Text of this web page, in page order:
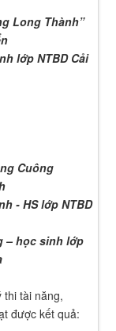
Long Thành”
lớp NTBD Cải
Cuông
- HS lớp NTBD
– học sinh lớp
thi tài năng,
được kết quả: